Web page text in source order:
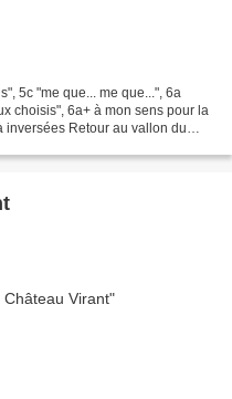
5c "me que... me que...", 6a
choisis", 6a+ à mon sens pour la
Retour au vallon du